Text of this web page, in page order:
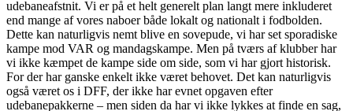
udebaneafstnit. Vi er på et helt generelt plan langt mere inkluderet
end mange af vores naboer både lokalt og nationalt i fodbolden.
Dette kan naturligvis nemt blive en sovepude, vi har set sporadiske
kampe mod VAR og mandagskampe. Men på tværs af klubber har
vi ikke kæmpet de kampe side om side, som vi har gjort historisk.
For der har ganske enkelt ikke været behovet. Det kan naturligvis
også været os i DFF, der ikke har evnet opgaven efter
udebanepakkerne – men siden da har vi ikke lykkes at finde en sag,